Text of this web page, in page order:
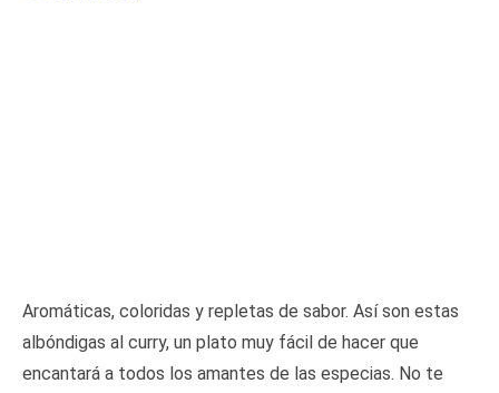
Aromáticas, coloridas y repletas de sabor. Así son estas
albóndigas al curry, un plato muy fácil de hacer que
encantará a todos los amantes de las especias. No te